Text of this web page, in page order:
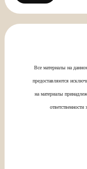
Все материалы на
предоставляются
на материалы
ответственности